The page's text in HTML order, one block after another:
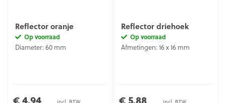
Reflector oranje
Op voorraad
Diameter: 60 mm
Reflector driehoek
Op voorraad
Afmetingen: 16 x 16 mm